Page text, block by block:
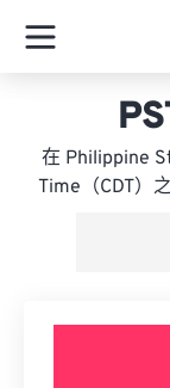
在 Philippine
Time（CDT）